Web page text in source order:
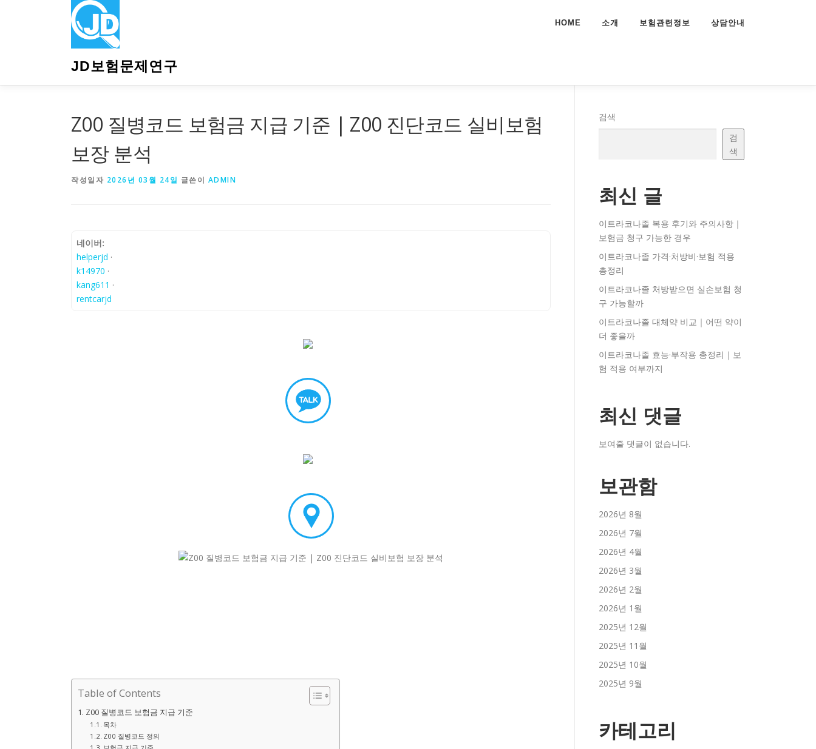
JD보험문제연구
HOME 소개 보험관련정보 상담안내
Z00 질병코드 보험금 지급 기준 | Z00 진단코드 실비보험
보장 분석
작성일자 2026년 03월 24일 글쓴이 ADMIN
네이버:
helperjd ·
k14970 ·
kang611 ·
rentcarjd
Table of Contents
Z00 질병코드 보험금 지급 기준
목차
Z00 질병코드 정의
검색
검
색
최신 글
이트라코나졸 복용 후기와 주의사항｜
보험금 청구 가능한 경우
이트라코나졸 가격·처방비·보험 적용
총정리
이트라코나졸 처방받으면 실손보험 청
구 가능할까
이트라코나졸 대체약 비교｜어떤 약이
더 좋을까
이트라코나졸 효능·부작용 총정리｜보
험 적용 여부까지
최신 댓글
보여줄 댓글이 없습니다.
보관함
2026년 8월
2026년 7월
2026년 4월
2026년 3월
2026년 2월
2026년 1월
2025년 12월
2025년 11월
2025년 10월
2025년 9월
카테고리